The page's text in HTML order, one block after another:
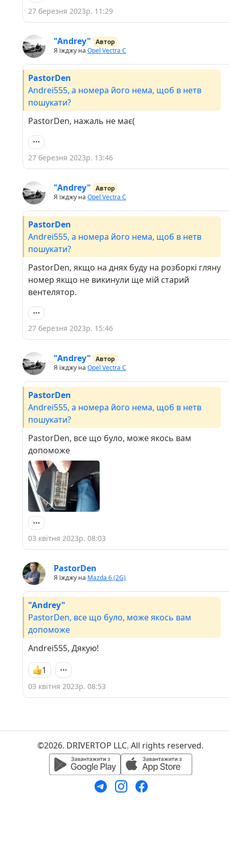
27 березня 2023р. 11:29
"Andrey" Автор
Я їжджу на Opel Vectra C
PastorDen
Andrei555, а номера його нема, щоб в нетв
пошукати?
PastorDen, нажаль не має(
27 березня 2023р. 13:46
"Andrey" Автор
Я їжджу на Opel Vectra C
PastorDen
Andrei555, а номера його нема, щоб в нетв
пошукати?
PastorDen, якщо на днях буду на розборкі гляну
номер якщо не викинули ще мій старий
вентелятор.
27 березня 2023р. 15:46
"Andrey" Автор
Я їжджу на Opel Vectra C
PastorDen
Andrei555, а номера його нема, щоб в нетв
пошукати?
PastorDen, все що було, може якось вам
допоможе
03 квітня 2023р. 08:03
PastorDen
Я їжджу на Mazda 6 (2G)
"Andrey"
PastorDen, все що було, може якось вам
допоможе
Andrei555, Дякую!
1
03 квітня 2023р. 08:53
©2026. DRIVERTOP LLC. All rights reserved.